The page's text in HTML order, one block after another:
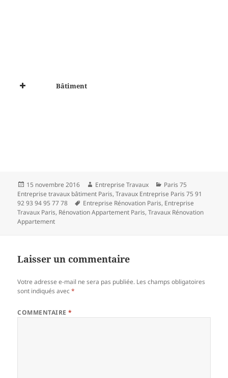
Bâtiment
Publié
le
15 novembre 2016 Auteur
Entreprise Travaux Catégories
Paris 75
Entreprise travaux bâtiment Paris,Travaux Entreprise Paris 75 91
92 93 94 95 77 78
Mots-
clés
Entreprise Rénovation Paris, Entreprise
Travaux Paris, Rénovation Appartement Paris,Travaux Rénovation
Appartement
Laisser un commentaire
Votre adresse e-mail ne sera pas publiée. Les champs obligatoires
sont indiqués avec*
COMMENTAIRE*